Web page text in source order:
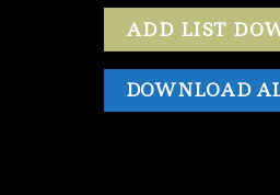
ADD LIST
DOWNLOAD